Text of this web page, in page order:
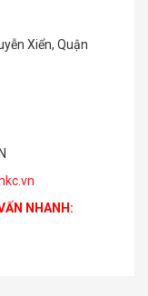
Xiển, Quận
NHANH :